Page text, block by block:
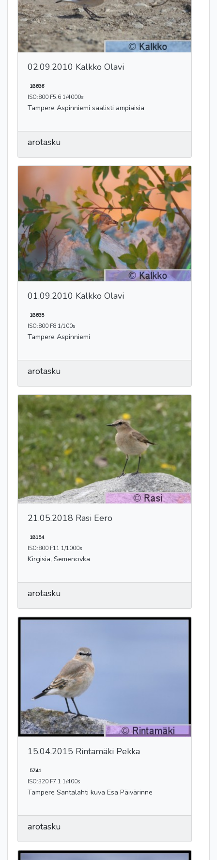
02.09.2010 Kalkko Olavi
18686
ISO:800 F5.6 1/4000s
Tampere Aspinniemi saalisti ampiaisia
arotasku
01.09.2010 Kalkko Olavi
18685
ISO:800 F8 1/100s
Tampere Aspinniemi
arotasku
21.05.2018 Rasi Eero
18154
ISO:800 F11 1/1000s
Kirgisia, Semenovka
arotasku
15.04.2015 Rintamäki Pekka
5741
ISO:320 F7.1 1/400s
Tampere Santalahti kuva Esa Päivärinne
arotasku